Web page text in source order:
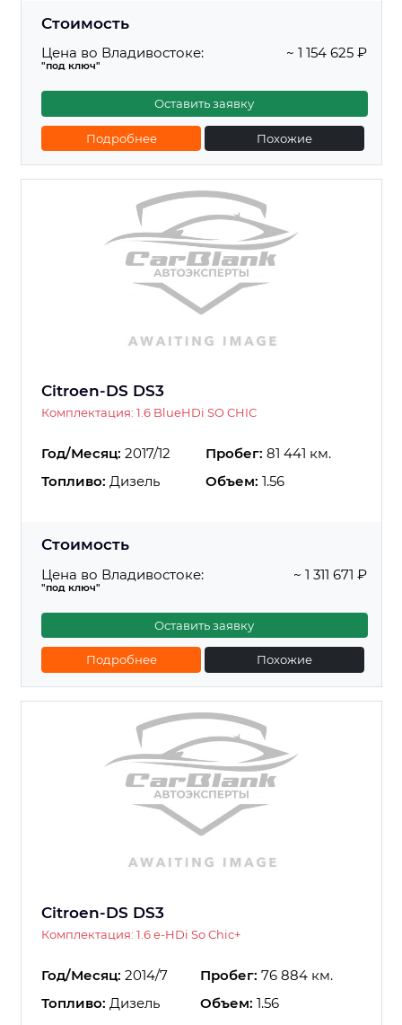
Стоимость
Цена во Владивостоке:
"под ключ"
~ 1 154 625 ₽
Оставить заявку
Подробнее Похожие
Citroen-DS DS3
Комплектация: 1.6 BlueHDi SO CHIC
Год/Месяц: 2017/12 Пробег: 81 441 км.
Топливо: Дизель Объем: 1.56
Стоимость
Цена во Владивостоке:
"под ключ"
~ 1 311 671 ₽
Оставить заявку
Подробнее Похожие
Citroen-DS DS3
Комплектация: 1.6 e-HDi So Chic+
Год/Месяц: 2014/7 Пробег: 76 884 км.
Топливо: Дизель Объем: 1.56